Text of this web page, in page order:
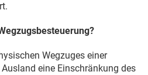
Wegzuges einer
eine Einschränkung des